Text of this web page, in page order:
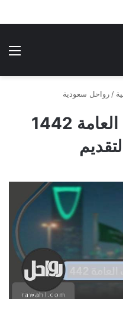
/ رواحل سعودية
تقديم المخابرات العامة 1442